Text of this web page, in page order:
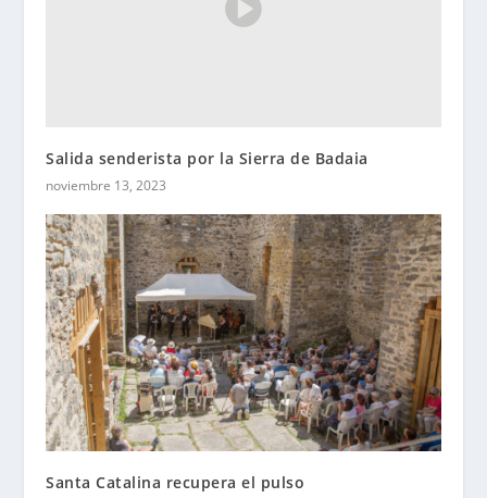
Salida senderista por la Sierra de Badaia
noviembre 13, 2023
Santa Catalina recupera el pulso